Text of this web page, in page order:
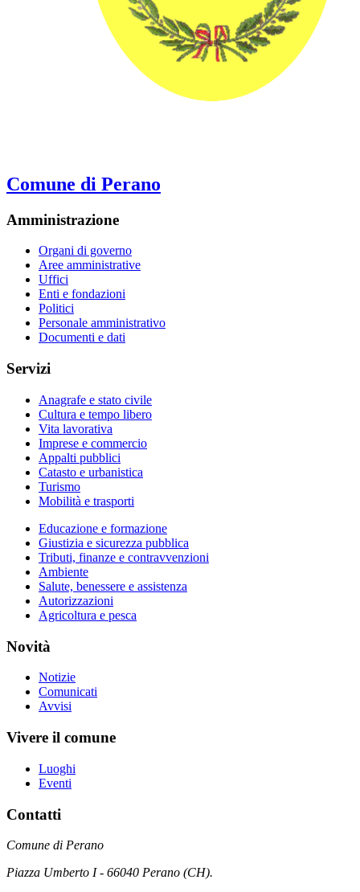
Comune di Perano
Amministrazione
Organi di governo
Aree amministrative
Uffici
Enti e fondazioni
Politici
Personale amministrativo
Documenti e dati
Servizi
Anagrafe e stato civile
Cultura e tempo libero
Vita lavorativa
Imprese e commercio
Appalti pubblici
Catasto e urbanistica
Turismo
Mobilità e trasporti
Educazione e formazione
Giustizia e sicurezza pubblica
Tributi, finanze e contravvenzioni
Ambiente
Salute, benessere e assistenza
Autorizzazioni
Agricoltura e pesca
Novità
Notizie
Comunicati
Avvisi
Vivere il comune
Luoghi
Eventi
Contatti
Comune di Perano
Piazza Umberto I - 66040 Perano (CH).